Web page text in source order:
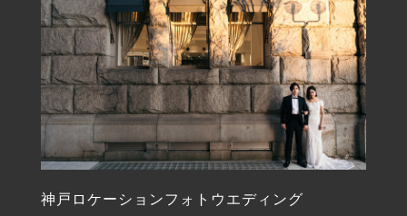
神戸ロケーションフォトウエディング